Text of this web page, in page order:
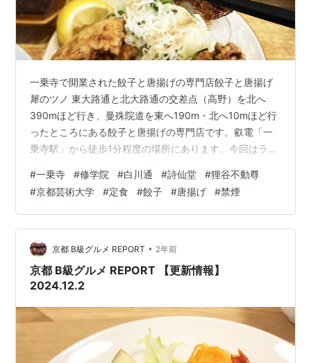
一乗寺で開業された餃子と唐揚げの専門店餃子と唐揚げ
犀のツノ 東大路通と北大路通の交差点（高野）を北へ
390mほど行き、曼殊院道を東へ190m・北へ10mほど行
ったところにある餃子と唐揚げの専門店です。叡電「一
乗寺駅」から徒歩1分程度の場所にあります。今回はラン
た。 ●住所…京都市左京区一乗寺高槻町20-1 シャトー一
乗寺1F（Google マップ）●TEL…不明●定休日…月曜日
および不定休●交通…叡電「一乗寺駅」から徒歩1分程度
●専用駐車場…なし●タバコ…禁煙？●ホームページ…
Instagram※さらに詳細は食べログ「餃子と唐揚げ 犀の
ツ…
#一乗寺 #修学院 #白川通 #詩仙堂 #狸谷不動尊
#京都芸術大学 #定食 #餃子 #唐揚げ #禁煙
京都 B級グルメ REPORT • 2年前
京都 B級グルメ REPORT 【更新情報】
2024.12.2